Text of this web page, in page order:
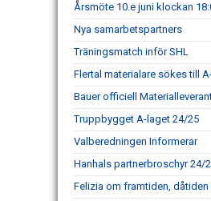
Årsmöte 10.e juni klockan
Nya samarbetspartners
Träningsmatch inför SHL
Flertal materialare sökes till
Bauer officiell
Truppbygget A-laget 24/25
Valberedningen Informerar
Hanhals partnerbroschyr 24/
Felizia om framtiden,